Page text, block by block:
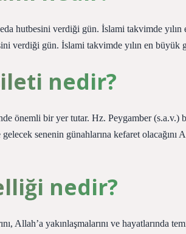
hutbesini verdiği gün. İslami takvimde
verdiği gün. İslami takvimde yılın en büyük
nedir?
önemli bir yer tutar. Hz. Peygamber (s.a.v.)
senenin günahlarına kefaret olacağını
nedir?
Allah’a yakınlaşmalarını ve hayatlarında